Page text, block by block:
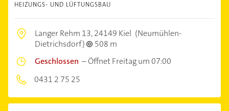
HEIZUNGS- UND LÜFTUNGSBAU
Langer Rehm 13,24149 Kiel (Neumühlen-
Dietrichsdorf)
508 m
Geschlossen –Öffnet Freitag um 07:00
0431 2 75 25